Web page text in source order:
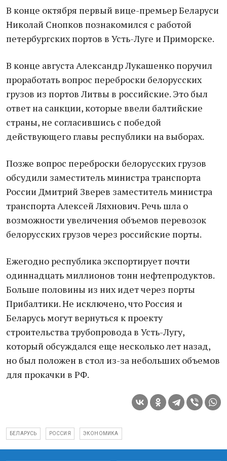
В конце октября первый вице-премьер Беларуси
Николай Снопков познакомился с работой
петербургских портов в Усть-Луге и Приморске.
В конце августа Александр Лукашенко поручил
проработать вопрос переброски белорусских
грузов из портов Литвы в российские. Это был
ответ на санкции, которые ввели балтийские
страны, не согласившись с победой
действующего главы республики на выборах.
Позже вопрос переброски белорусских грузов
обсудили заместитель министра транспорта
России Дмитрий Зверев заместитель министра
транспорта Алексей Ляхнович. Речь шла о
возможности увеличения объемов перевозок
белорусских грузов через российские порты.
Ежегодно республика экспортирует почти
одиннадцать миллионов тонн нефтепродуктов.
Больше половины из них идет через порты
Прибалтики. Не исключено, что Россия и
Беларусь могут вернуться к проекту
строительства трубопровода в Усть-Лугу,
который обсуждался еще несколько лет назад,
но был положен в стол из-за небольших объемов
для прокачки в РФ.
БЕЛАРУСЬ РОССИЯ ЭКОНОМИКА